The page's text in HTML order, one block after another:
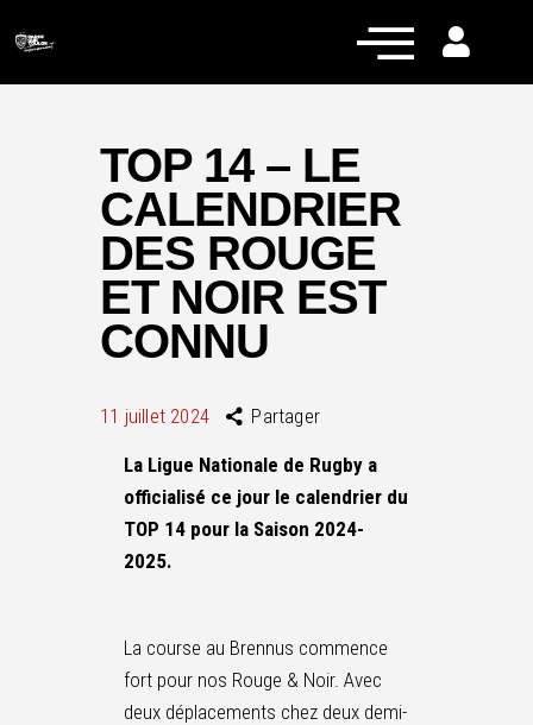
Actualités
Équipe pro
Nos équipes
Fan Zone
TOP 14 – LE
CALENDRIER
DES ROUGE
ET NOIR EST
CONNU
11 juillet 2024 Partager
La Ligue Nationale de Rugby a
officialisé ce jour le calendrier du
TOP 14 pour la Saison 2024-
2025.
La course au Brennus commence
fort pour nos Rouge & Noir. Avec
deux déplacements chez deux demi-